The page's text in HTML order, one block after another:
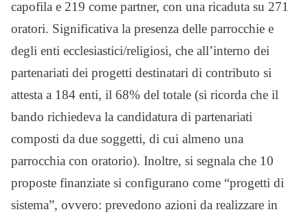
capofila e 219 come partner, con una ricaduta su 271
oratori. Significativa la presenza delle parrocchie e
degli enti ecclesiastici/religiosi, che all’interno dei
partenariati dei progetti destinatari di contributo si
attesta a 184 enti, il 68% del totale (si ricorda che il
bando richiedeva la candidatura di partenariati
composti da due soggetti, di cui almeno una
parrocchia con oratorio). Inoltre, si segnala che 10
proposte finanziate si configurano come “progetti di
sistema”, ovvero: prevedono azioni da realizzare in